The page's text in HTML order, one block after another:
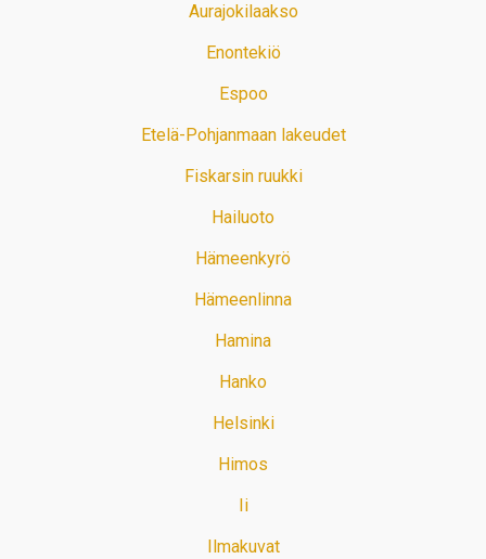
Aurajokilaakso
Enontekiö
Espoo
Etelä-Pohjanmaan lakeudet
Fiskarsin ruukki
Hailuoto
Hämeenkyrö
Hämeenlinna
Hamina
Hanko
Helsinki
Himos
Ii
Ilmakuvat